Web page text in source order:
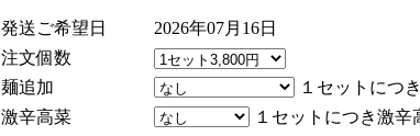
発送ご希望日
2026年07月16日
注文個数
麺追加
１セットにつ
激辛高菜
１セットにつき激辛